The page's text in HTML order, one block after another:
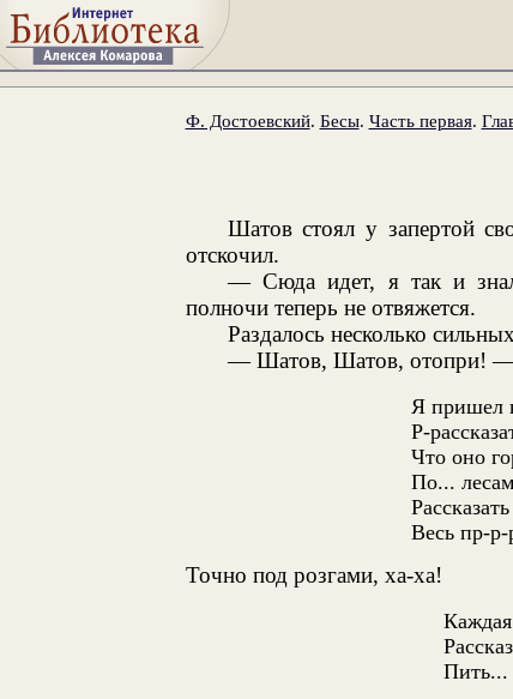
Ф. Достоевский. Бесы. Часть первая.
Шатов стоял у запертой
отскочил.
— Сюда идет, я так и
полночи теперь не отвяжется.
Раздалось несколько
— Шатов, Шатов, отопри! —
Я пришел
Р-
Что оно
По...
Весь пр-р-
Точно под розгами, ха-ха!
Пить...